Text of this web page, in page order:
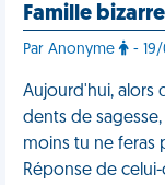
Famille bizarre
Par Anonyme -
Aujourd'hui, alors
dents de
moins tu ne feras
Réponse de